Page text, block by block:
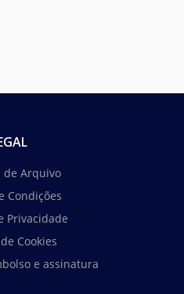
de Arquivo
Condições
Privacidade
Cookies
e assinatura